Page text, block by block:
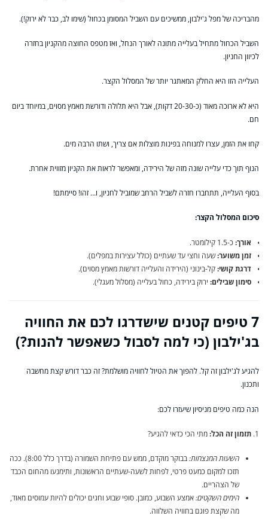
מהבריכה של מפל ג'ילבון, ממשיכים עם השביל המסומן בכחול (שימו לב, כבר לא ירוק!).
השביל הכחול מתחיל בעלייה מתונה לאורך הנחל, ואז מטפס החוצה מהקניון בחזרה
לכיוון החניון.
העלייה הזו היא החלק המאתגר יותר של המסלול הקצר.
היא לא ארוכה מאוד (כ-20-30 דקות), אבל היא תלולה ודורשת מאמץ מסוים, במיוחד ביום
חם.
קחו את הזמן, עצרו למנוחה בפינות מוצלות אם צריך, ושתו הרבה מים.
הנוף תוך כדי עלייה שונה מזה של הירידה, ומאפשר לראות את הקניון מזווית אחרת.
בסוף העלייה, תתחברו חזרה לשביל הרחב שמוביל לחניון, ו… זהו! סיימתם!
סיכום המסלול הקצר:
אורך:כ-1.5 קילומטר.
זמן משוער:שעה וחצי עד שעתיים (כולל עצירות במפלים).
דרגת קושי:קל-בינוני (הירידה והעלייה דורשות מאמץ מסוים).
סימון שבילים: ירוק בירידה, כחול בעלייה (מסלול מעגלי).
7 טיפים קטנים שישדרגו לכם את החוויה
בג'ילבון (כי למה לסבול כשאפשר להנות?)
להגיע לג'ילבון זה קל. להפוך את הטיול לחוויה מושלמת? זה כבר דורש קצת מחשבה
ותכנון.
הנה כמה טיפים מניסיון שיעזרו לכם:
תזמון זה הכל:מתי הכי כדאי להגיע?
השעות המנצחות:
בבוקר מוקדם, ממש עם פתיחת השמורה (בדרך כלל 8:00). ככה
תזכו למקום כמעט פרטי, לפחות לשעה-שעתיים הראשונות, ותימנעו מהחום הכבד
של הצהריים.
הימים השקטים:אמצע השבוע, כמובן. סופי שבוע וחגים יכולים להיות עמוסים מאוד,
מה שקצת פוגם בחוויה השלווה.